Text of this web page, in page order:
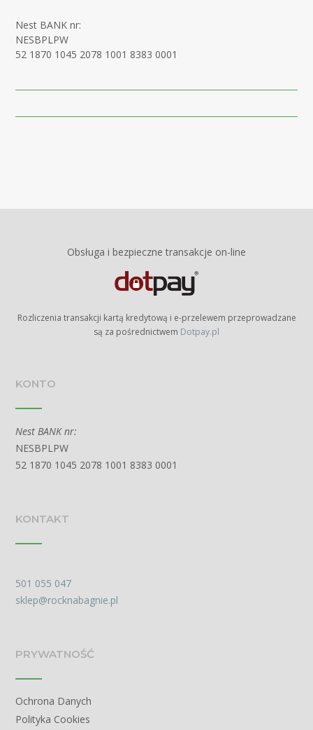
Nest BANK nr:
NESBPLPW
52 1870 1045 2078 1001 8383 0001
Obsługa i bezpieczne transakcje on-line
Rozliczenia transakcji kartą kredytową i e-przelewem przeprowadzane
są za pośrednictwem Dotpay.pl
KONTO
Nest BANK nr:
NESBPLPW
52 1870 1045 2078 1001 8383 0001
KONTAKT
501 055 047
sklep@rocknabagnie.pl
PRYWATNOŚĆ
Ochrona Danych
Polityka Cookies